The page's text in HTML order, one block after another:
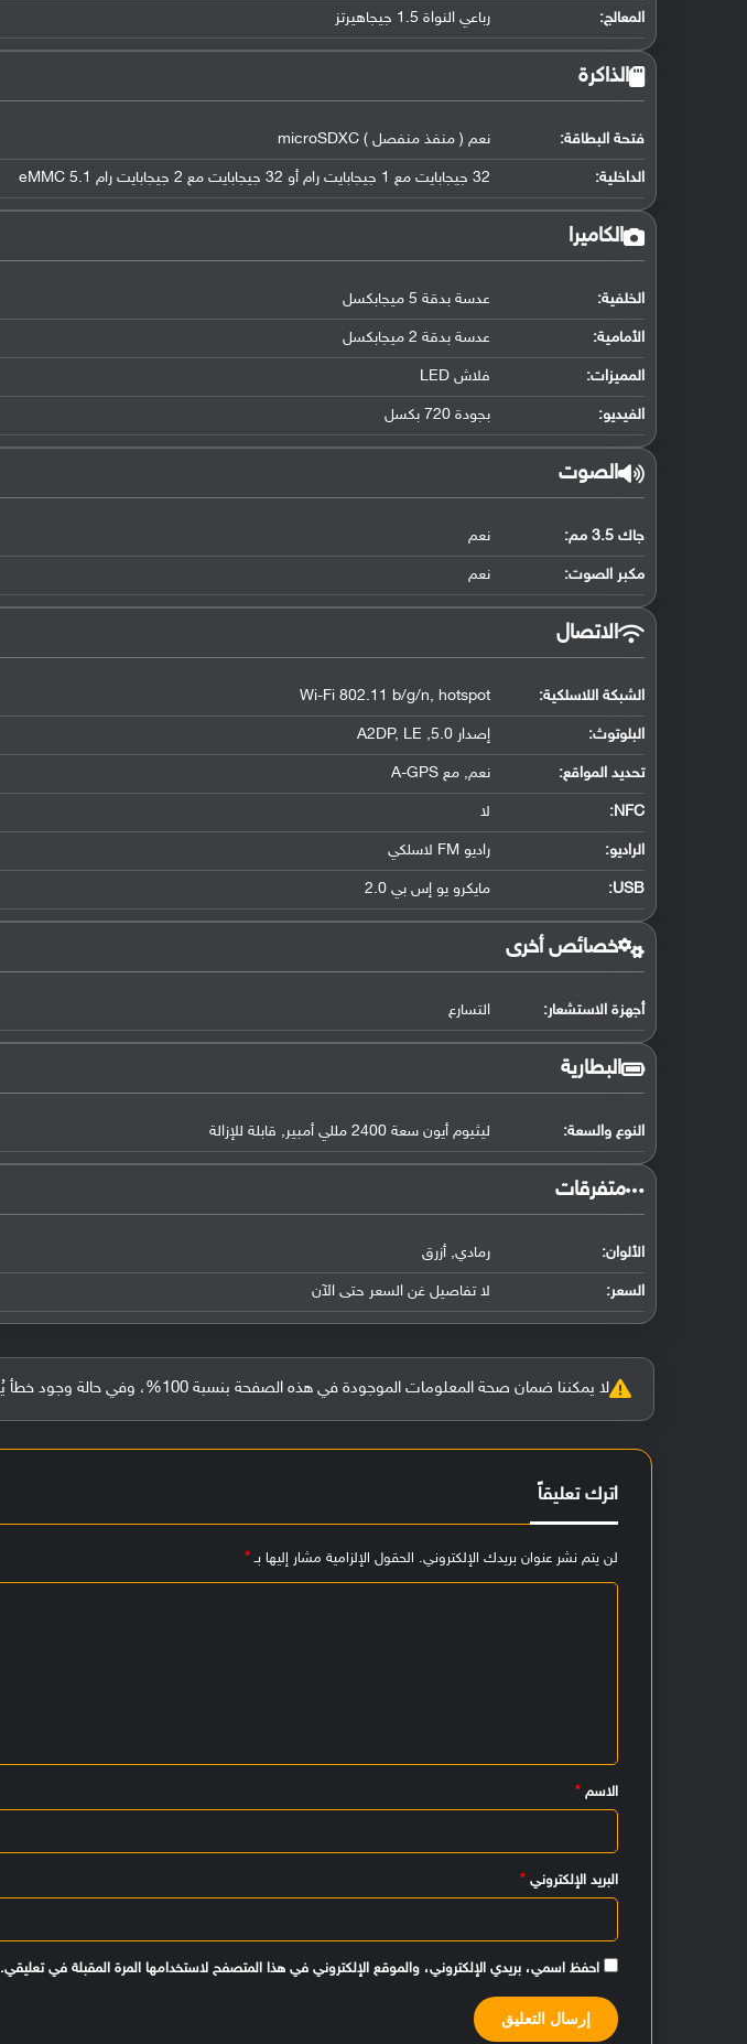
المعالج: رباعي النواة 1.5 جيجاهيرتز
الذاكرة
فتحة البطاقة: نعم ( منفذ منفصل ) microSDXC
الداخلية: 32 جيجابايت مع 1 جيجابايت رام أو 32 جيجابايت مع 2 جيجابايت رام eMMC 5.1
الكاميرا
الخلفية: عدسة بدقة 5 ميجابكسل
الأمامية: عدسة بدقة 2 ميجابكسل
المميزات: فلاش LED
الفيديو: بجودة 720 بكسل
الصوت
جاك 3.5 مم: نعم
مكبر الصوت: نعم
الاتصال
الشبكة اللاسلكية: Wi-Fi 802.11 b/g/n, hotspot
البلوتوث: إصدار 5.0, A2DP, LE
تحديد المواقع: نعم, مع A-GPS
NFC
: لا
الراديو: راديو FM لاسلكي
USB
: مايكرو يو إس بي 2.0
خصائص أخرى
أجهزة الاستشعار: التسارع
البطارية
النوع والسعة: ليثيوم أيون سعة 2400 مللي أمبير, قابلة للإزالة
‏متفرقات‏
الألوان: رمادي, أزرق
السعر: لا تفاصيل غن السعر حتى الآن
لا يمكننا ضمان صحة المعلومات الموجودة في هذه الصفحة بنسبة 100%، وفي حالة وجود خطأ يُرجى
اترك تعليقاً
لن يتم نشر عنوان بريدك الإلكتروني. الحقول الإلزامية مشار إليها بـ*
الاسم*
البريد الإلكتروني*
احفظ اسمي، بريدي الإلكتروني، والموقع الإلكتروني في هذا المتصفح لاستخدامها المرة المقبلة في تعليقي.